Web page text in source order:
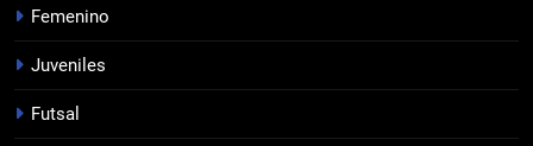
8
Femenino
Juveniles
Futsal